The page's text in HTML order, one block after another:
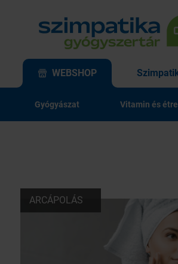
WEBSHOP
Gyógyászat Vitamin és
ARCÁPOLÁS